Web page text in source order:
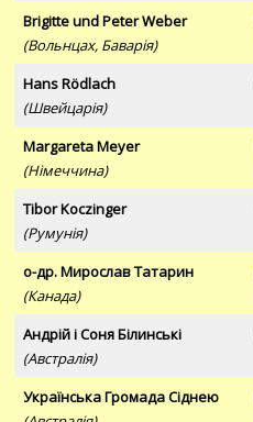
Brigitte und Peter Weber
(Вольнцах, Баварія)
Hans Rödlach
(Швейцарія)
Margareta Meyer
(Німеччина)
Tibor Koczinger
(Румунія)
о-др. Мирослав Татарин
(Канада)
Андрій і Соня Білинські
(Австралія)
Українська Громада Сіднею